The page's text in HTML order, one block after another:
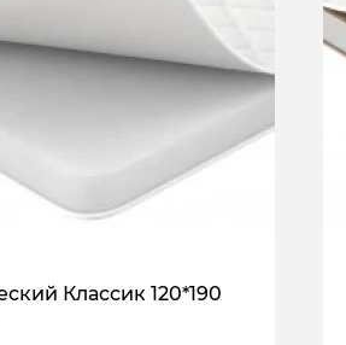
Классик 120*190